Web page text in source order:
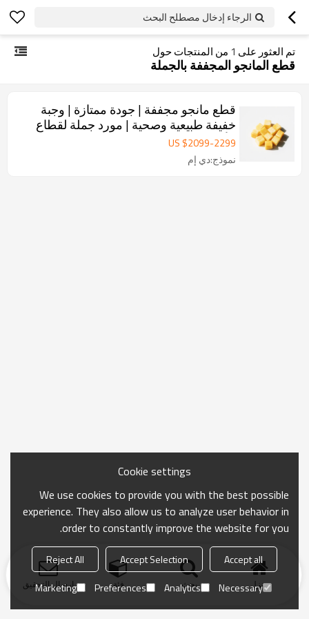
الرجاء إدخال مصطلح البحث
تم العثور على 1 من المنتجات حول
قطع المانجو المجففة بالجملة
قطع مانجو مجففة | جودة ممتازة | وجبة
خفيفة طبيعية وصحية | مورد جملة لقطاع
الأعمال
US $2099-2299
نموذج:دي إم
منزل بحث فئة ارسال التحقيق
Cookie settings
We use cookies to provide you with the best possible
experience. They also allow us to analyze user behavior in
order to constantly improve the website for you.
Accept all
Accept Selection
Reject All
Necessary
Analytics
Preferences
Marketing